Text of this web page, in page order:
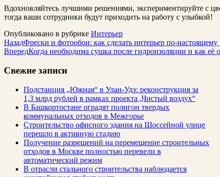
Вдохновляйтесь лучшими решениями, экспериментируйте с
тогда ваши сотрудники будут приходить на работу с улыбкой!
Опубликовано в рубрике Интерьер
НазадФрески и фотообои: как сделать интерьер по-
ВпередКогда необходима сушка после гидроизоляции и как её
Свежие записи
Подстанция „Южная“ в Улан‑Удэ: реконструкция за
1,3 млрд рублей в рамках проекта „Чистый воздух“
В Башкортостане оградят полигон твердых
коммунальных отходов в Межгорье
Строительство офисного здания на Шоссейной улице
перешло в активную стадию
Получение разрешений на перемещение строительных
отходов в Москве полностью перевели в
автоматический режим
В отрасли стального строительства наблюдается